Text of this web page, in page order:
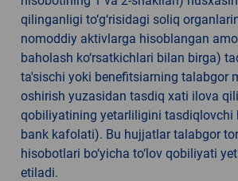
qilinganligi to‘g‘risidagi soliq
nomoddiy aktivlarga hisoblangan
baholash ko‘rsatkichlari bilan birga)
ta'sischi yoki benefitsiarning talabgor
oshirish yuzasidan tasdiq xati ilova
qobiliyatining yetarliligini
bank kafolati). Bu hujjatlar talabgor
hisobotlari bo‘yicha to‘lov qobiliyati
etiladi.